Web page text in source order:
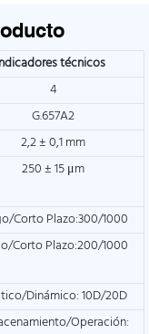
técnicos
4
G.657A2
2,2 ± 0,1 mm
250 ± 15 μm
Corto Plazo:300/1000
Corto Plazo:200/1000
Dinámico: 10D/20D
Operación: